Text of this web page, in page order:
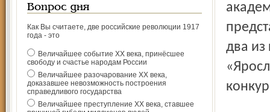
Вопрос дня
Как Вы считаете, две российские революции 1917
года - это
Величайшее событие ХХ века, принёсшее
свободу и счастье народам России
Величайшее разочарование ХХ века,
доказавшее невозможность построения
справедливого государства
Величайшее преступление ХХ века, ставшее
два из